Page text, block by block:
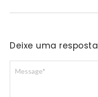
Deixe uma resposta